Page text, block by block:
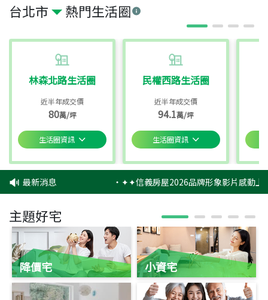
台北市 熱門生活圈
林森北路生活圈
近半年成交價
80萬/坪
生活圈資訊
民權西路生活圈
近半年成交價
94.1萬/坪
生活圈資訊
最新消息 ‧✦✦信義房屋2026品牌形象影片感動上
主題好宅
降價宅 小資宅